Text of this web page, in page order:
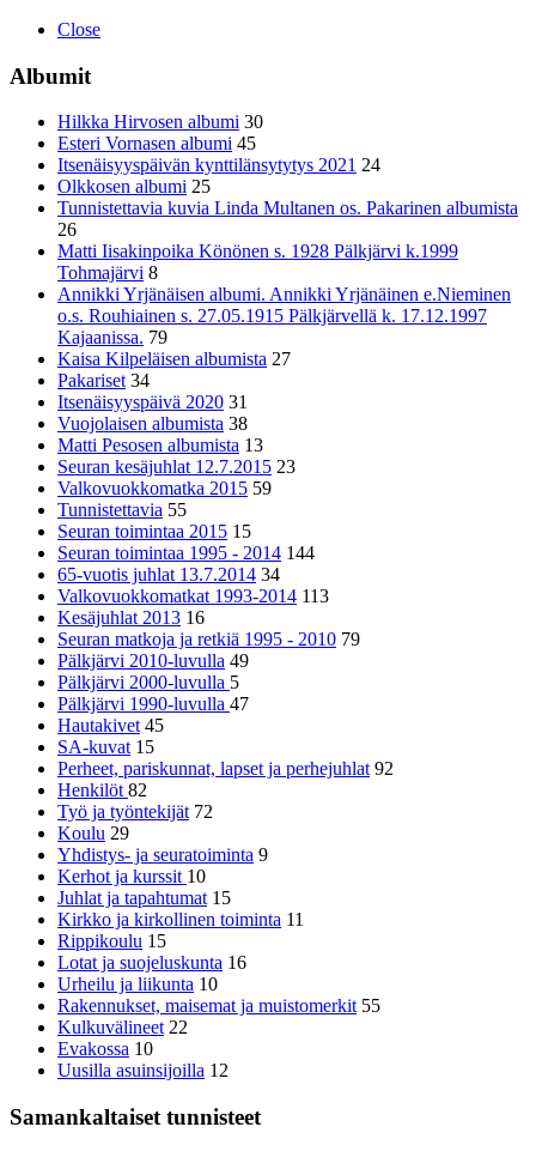
Close
Albumit
Hilkka Hirvosen albumi 30
Esteri Vornasen albumi 45
Itsenäisyyspäivän kynttilänsytytys 2021 24
Olkkosen albumi 25
Tunnistettavia kuvia Linda Multanen os. Pakarinen albumista
26
Matti Iisakinpoika Könönen s. 1928 Pälkjärvi k.1999
Tohmajärvi 8
Annikki Yrjänäisen albumi. Annikki Yrjänäinen e.Nieminen
o.s. Rouhiainen s. 27.05.1915 Pälkjärvellä k. 17.12.1997
Kajaanissa. 79
Kaisa Kilpeläisen albumista 27
Pakariset 34
Itsenäisyyspäivä 2020 31
Vuojolaisen albumista 38
Matti Pesosen albumista 13
Seuran kesäjuhlat 12.7.2015 23
Valkovuokkomatka 2015 59
Tunnistettavia 55
Seuran toimintaa 2015 15
Seuran toimintaa 1995 - 2014 144
65-vuotis juhlat 13.7.2014 34
Valkovuokkomatkat 1993-2014 113
Kesäjuhlat 2013 16
Seuran matkoja ja retkiä 1995 - 2010 79
Pälkjärvi 2010-luvulla 49
Pälkjärvi 2000-luvulla 5
Pälkjärvi 1990-luvulla 47
Hautakivet 45
SA-kuvat 15
Perheet, pariskunnat, lapset ja perhejuhlat 92
Henkilöt82
Työ ja työntekijät 72
Koulu 29
Yhdistys- ja seuratoiminta 9
Kerhot ja kurssit 10
Juhlat ja tapahtumat 15
Kirkko ja kirkollinen toiminta 11
Rippikoulu 15
Lotat ja suojeluskunta 16
Urheilu ja liikunta 10
Rakennukset, maisemat ja muistomerkit 55
Kulkuvälineet 22
Evakossa 10
Uusilla asuinsijoilla 12
Samankaltaiset tunnisteet